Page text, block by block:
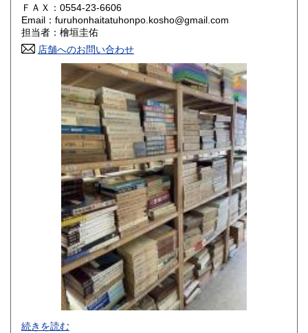
香川県 800円 愛媛県
高知県 800円
800円 長崎県
800円 大分県
800円 鹿児島県
1,500円
ＦＡＸ：0554-23-6606
Email：furuhonhaitatuhonpo.kosho@gmail.com
担当者：檜垣圭佑
店舗へのお問い合わせ
-
続きを読む